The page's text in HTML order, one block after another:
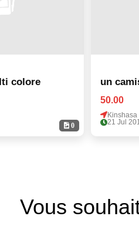
0
colore un
50.00
Kinshasa
21 Jul
Vous